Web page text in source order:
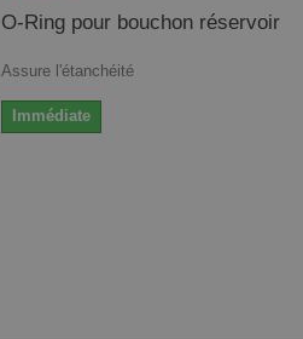
O-Ring pour bouchon réservoir
Assure l'étanchéité
Immédiate